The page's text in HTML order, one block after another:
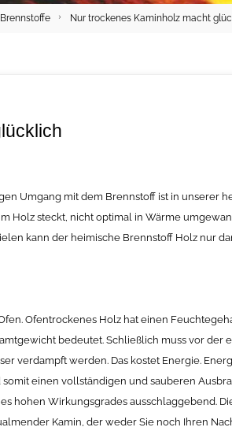
Brennstoffe Nur trockenes Kaminholz macht
Umgang mit dem Brennstoff ist in unserer
Holz steckt, nicht optimal in Wärme
kann der heimische Brennstoff Holz nur
Ofentrockenes Holz hat einen
bedeutet. Schließlich muss vor der
verdampft werden. Das kostet Energie.
einen vollständigen und sauberen
hohen Wirkungsgrades ausschlaggebend.
Kamin, der weder Sie noch Ihren